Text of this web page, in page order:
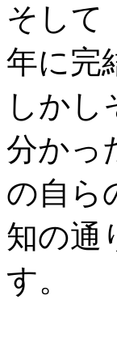
そし
年に完
しかし
分かっ
の自ら
知の通
す。